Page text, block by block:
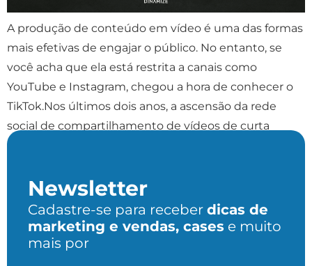
A produção de conteúdo em vídeo é uma das formas
mais efetivas de engajar o público. No entanto, se
você acha que ela está restrita a canais como
YouTube e Instagram, chegou a hora de conhecer o
TikTok.Nos últimos dois anos, a ascensão da rede
social de compartilhamento de vídeos de curta
duração mobilizou as […]
Newsletter
Cadastre-se para receber dicas de
marketing e vendas, cases e muito
mais por